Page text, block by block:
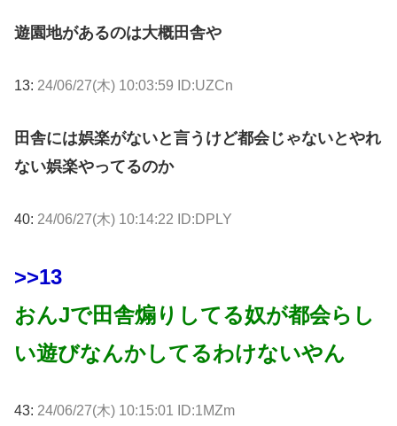
遊園地があるのは大概田舎や
13: 24/06/27(木) 10:03:59 ID:UZCn
田舎には娯楽がないと言うけど都会じゃないとやれ
ない娯楽やってるのか
40: 24/06/27(木) 10:14:22 ID:DPLY
>>13
おんJで田舎煽りしてる奴が都会らし
い遊びなんかしてるわけないやん
43: 24/06/27(木) 10:15:01 ID:1MZm